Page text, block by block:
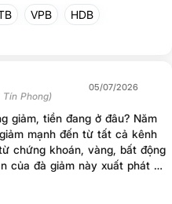
tế Việt Nam là: chính sách
tệ, đầu tư công, ổn định lạm
cách thể chế. Điều này cho
trưởng kinh tế 10%/năm.
VPB HDB
Tín Phong)
05/07/2026
giảm, tiền đang ở đâu? Năm
mạnh đến từ tất cả kênh
chứng khoán, vàng, bất động
của đà giảm này xuất phát từ
thống Mỹ áp đặt lên toàn
Mỹ tham chiến tại Iran